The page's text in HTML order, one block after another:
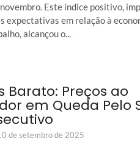
Este índice positivo,
expectativas em relação à
alcançou o...
Barato: Preços ao
em Queda Pelo
de setembro de 2025